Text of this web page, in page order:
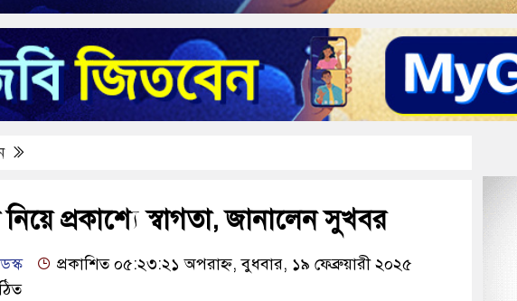
নিয়ে প্রকাশ্যে স্বাগতা, জানালেন সুখবর
প্রকাশিত ০৫:২৩:২১ অপরাহ্ন, বুধবার, ১৯ ফেব্রুয়ারী ২০২৫